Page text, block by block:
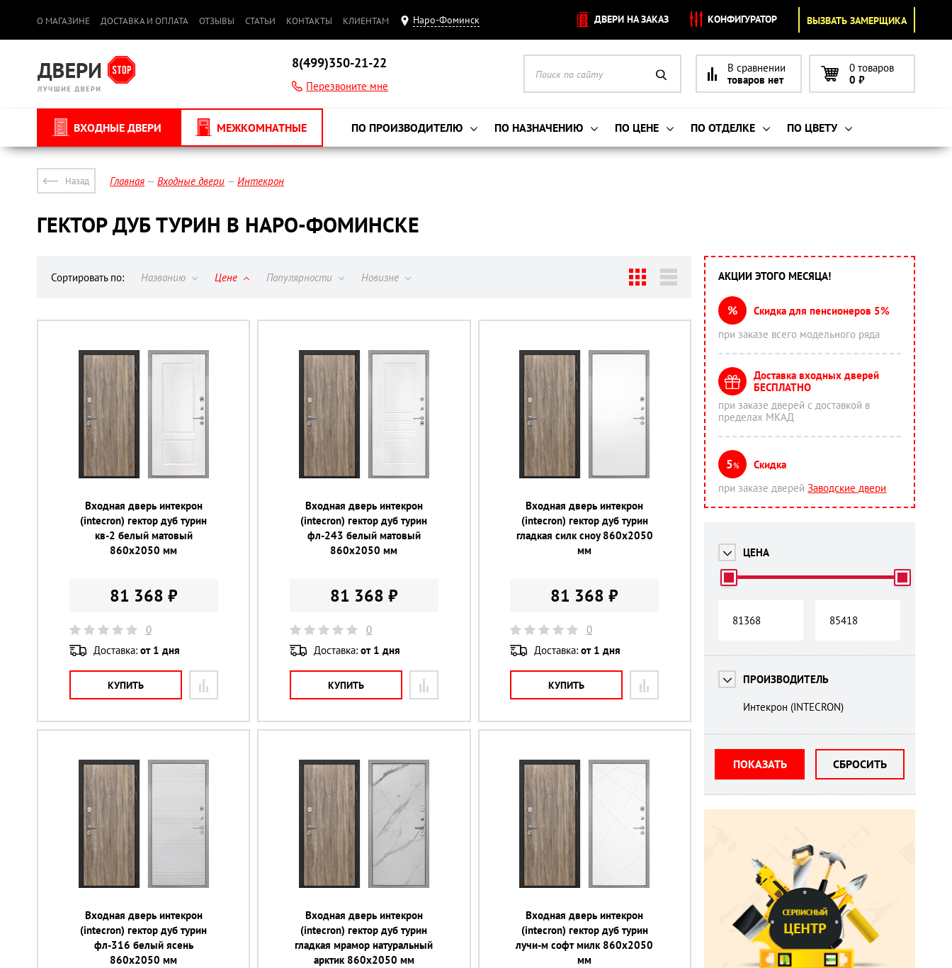
О МАГАЗИНЕ ДОСТАВКА И ОПЛАТА ОТЗЫВЫ СТАТЬИ КОНТАКТЫ КЛИЕНТАМ Наро-Фоминск ДВЕРИ НА ЗАКАЗ КОНФИГУРАТОР ВЫЗВАТЬ ЗАМЕРЩИКА
8(499)350-21-22
Перезвоните мне
В сравнении
товаров нет
0 товаров
0 ₽
ВХОДНЫЕ ДВЕРИ ПО ПРОИЗВОДИТЕЛЮ ПО НАЗНАЧЕНИЮ ПО ЦЕНЕ ПО ОТДЕЛКЕ ПО ЦВЕТУ
МЕЖКОМНАТНЫЕ
Назад Главная Входные двери Интекрон
ГЕКТОР ДУБ ТУРИН В НАРО-ФОМИНСКЕ
Сортировать по: Названию Цене Популярности Новизне
Входная дверь интекрон
(intecron) гектор дуб турин
кв-2 белый матовый
860х2050 мм
81 368 ₽
0
Доставка: от 1 дня
КУПИТЬ
Входная дверь интекрон
(intecron) гектор дуб турин
фл-243 белый матовый
860х2050 мм
81 368 ₽
0
Доставка: от 1 дня
КУПИТЬ
Входная дверь интекрон
(intecron) гектор дуб турин
гладкая силк сноу 860х2050
мм
81 368 ₽
0
Доставка:от 1 дня
КУПИТЬ
Входная дверь интекрон
(intecron) гектор дуб турин
фл-316 белый ясень
860х2050 мм
Входная дверь интекрон
(intecron) гектор дуб турин
гладкая мрамор натуральный
арктик 860х2050 мм
Входная дверь интекрон
(intecron) гектор дуб турин
лучи-м софт милк 860х2050
мм
АКЦИИ ЭТОГО МЕСЯЦА!
%
Скидка для пенсионеров 5%
при заказе всего модельного ряда
Доставка входных дверей
БЕСПЛАТНО
при заказе дверей с доставкой в
пределах МКАД
5%
Скидка
при заказе дверейЗаводские двери
ЦЕНА
ПРОИЗВОДИТЕЛЬ
Интекрон (INTECRON)
ПОКАЗАТЬ СБРОСИТЬ